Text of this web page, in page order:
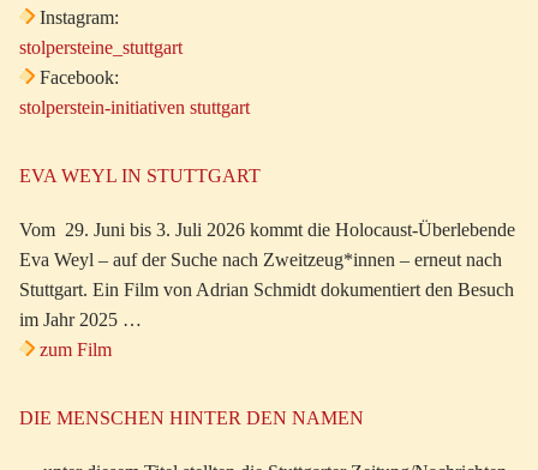
Instagram:
stolpersteine_stuttgart
Facebook:
stolperstein-initiativen stuttgart
EVA WEYL IN STUTTGART
Vom 29. Juni bis 3. Juli 2026 kommt die Holocaust-Überlebende
Eva Weyl – auf der Suche nach Zweitzeug*innen – erneut nach
Stuttgart. Ein Film von Adrian Schmidt dokumentiert den Besuch
im Jahr 2025 …
zum Film
DIE MENSCHEN HINTER DEN NAMEN